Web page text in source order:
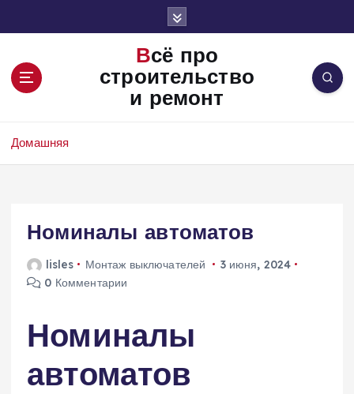
Всё про
строительство
и ремонт
Домашняя
Номиналы автоматов
lisles Монтаж выключателей
3 июня, 2024
0 Комментарии
Номиналы
автоматов